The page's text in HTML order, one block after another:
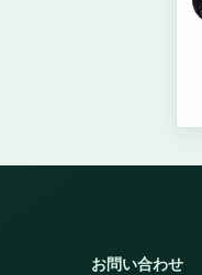
お問い合わせ